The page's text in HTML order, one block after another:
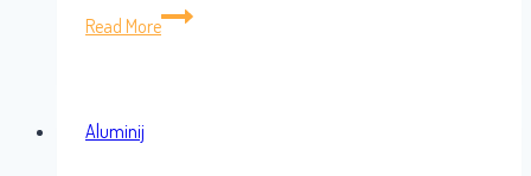
Read More
Aluminij
ulovil
Aluminij